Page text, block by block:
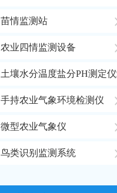
苗情监测站
农业四情监测设备
土壤水分温度盐分PH测定仪
手持农业气象环境检测仪
微型农业气象仪
鸟类识别监测系统